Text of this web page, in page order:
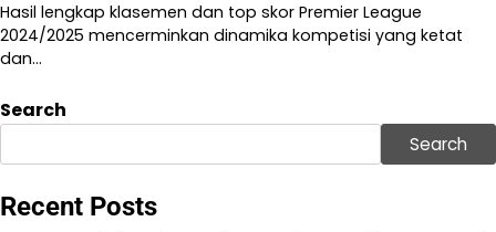
Hasil lengkap klasemen dan top skor Premier League
2024/2025 mencerminkan dinamika kompetisi yang ketat
dan…
Search
Search
Recent Posts